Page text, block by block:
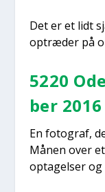
Det er et lidt
optræ­der på
5220
ber 2016
En foto­graf,
Månen over
opta­gel­ser og